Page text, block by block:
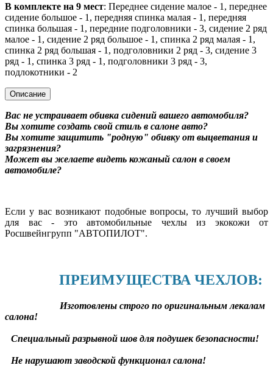
В комплекте на 9 мест: Переднее сидение малое - 1, переднее
сидение большое - 1, передняя спинка малая - 1, передняя
спинка большая - 1, передние подголовники - 3, сидение 2 ряд
малое - 1, сидение 2 ряд большое - 1, спинка 2 ряд малая - 1,
спинка 2 ряд большая - 1, подголовники 2 ряд - 3, сидение 3
ряд - 1, спинка 3 ряд - 1, подголовники 3 ряд - 3,
подлокотники - 2
Описание
Вас не устраивает обивка сидений вашего автомобиля?
Вы хотите создать свой стиль в салоне авто?
Вы хотите защитить "родную" обивку от выцветания и
загрязнения?
Может вы желаете видеть кожаный салон в своем
автомобиле?
Если у вас возникают подобные вопросы, то лучший выбор
для вас - это автомобильные чехлы из экокожи от
Росшвейнгрупп "АВТОПИЛОТ".
ПРЕИМУЩЕСТВА ЧЕХЛОВ:
Изготовлены строго по оригинальным лекалам
салона!
Специальный разрывной шов для подушек безопасности!
Не нарушают заводской функционал салона!